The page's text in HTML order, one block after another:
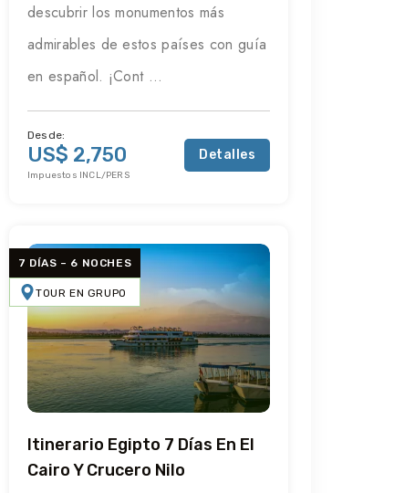
descubrir los monumentos más
admirables de estos países con guía
en español. ¡Cont ...
Desde:
US$ 2,750
Impuestos INCL/PERS
Detalles
7 DÍAS – 6 NOCHES
TOUR EN GRUPO
Itinerario Egipto 7 Días En El
Cairo Y Crucero Nilo